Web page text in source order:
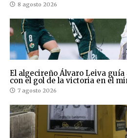
8 agosto 2026
El algecireño Álvaro Leiva guía
con el gol de la victoria en el
7 agosto 2026